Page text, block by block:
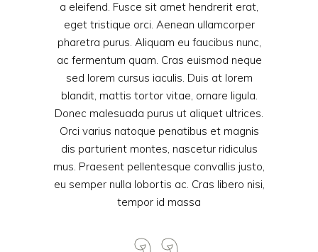
a eleifend. Fusce sit amet hendrerit erat,
eget tristique orci. Aenean ullamcorper
pharetra purus. Aliquam eu faucibus nunc,
ac fermentum quam. Cras euismod neque
sed lorem cursus iaculis. Duis at lorem
blandit, mattis tortor vitae, ornare ligula.
Donec malesuada purus ut aliquet ultrices.
Orci varius natoque penatibus et magnis
dis parturient montes, nascetur ridiculus
mus. Praesent pellentesque convallis justo,
eu semper nulla lobortis ac. Cras libero nisi,
tempor id massa